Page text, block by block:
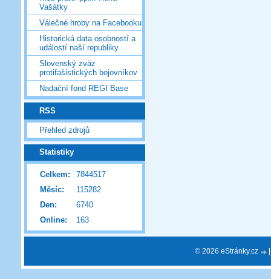
Vašátky
Válečné hroby na Facebooku
Historická data osobností a
událostí naší republiky
Slovenský zväz
protifašistických bojovníkov
Nadační fond REGI Base
RSS
Přehled zdrojů
Statistiky
Online: 163
Celkem:
7844517
Měsíc:
115282
Den:
6740
© 2026 eStránky.cz